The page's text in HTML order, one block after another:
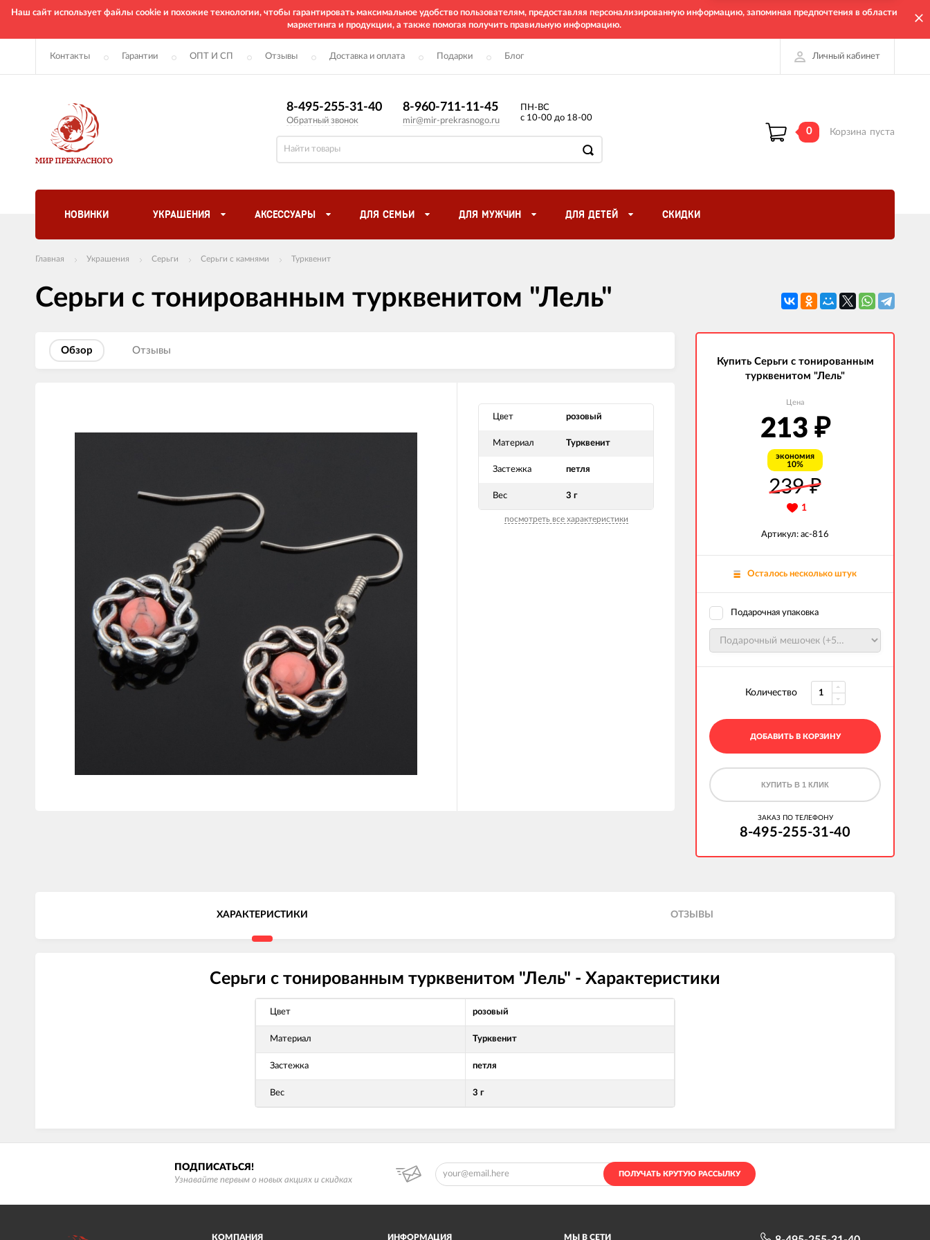
Наш сайт использует файлы cookie и похожие технологии, чтобы гарантировать максимальное удобство пользователям, предоставляя персонализированную информацию, запоминая предпочтения в области
маркетинга и продукции, а также помогая получить правильную информацию.
Контакты Гарантии ОПТ И СП Отзывы Доставка и оплата Подарки Блог Личный кабинет
8-495-255-31-40
Обратный звонок
8-960-711-11-45
mir@mir-prekrasnogo.ru
ПН-ВС
с 10-00 до 18-00
0 Корзина пуста
НОВИНКИ УКРАШЕНИЯ АКСЕССУАРЫ ДЛЯ СЕМЬИ ДЛЯ МУЖЧИН ДЛЯ ДЕТЕЙ СКИДКИ
Главная Украшения Серьги Серьги с камнями Турквенит
Серьги с тонированным турквенитом "Лель"
Обзор Отзывы
Цвет розовый
Материал Турквенит
Застежка петля
Вес 3 г
посмотреть все характеристики
Купить Серьги с тонированным
турквенитом "Лель"
Цена
213 ₽
экономия
10%
239₽
1
Артикул: ас-816
Осталось несколько штук
Подарочная упаковка
Количество
ДОБАВИТЬ В КОРЗИНУ
КУПИТЬ В 1 КЛИК
ЗАКАЗ ПО ТЕЛЕФОНУ
8-495-255-31-40
ХАРАКТЕРИСТИКИ ОТЗЫВЫ
Серьги с тонированным турквенитом "Лель" - Характеристики
Цвет розовый
Материал Турквенит
Застежка петля
Вес 3 г
ПОДПИСАТЬСЯ!
Узнавайте первым о новых акциях и скидках
ПОЛУЧАТЬ КРУТУЮ РАССЫЛКУ
КОМПАНИЯ ИНФОРМАЦИЯ МЫ В СЕТИ